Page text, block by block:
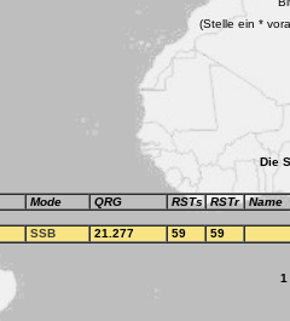
(Stelle ein *
Die
Mode QRG RSTs RSTr Name
SSB 21.277 59 59
1